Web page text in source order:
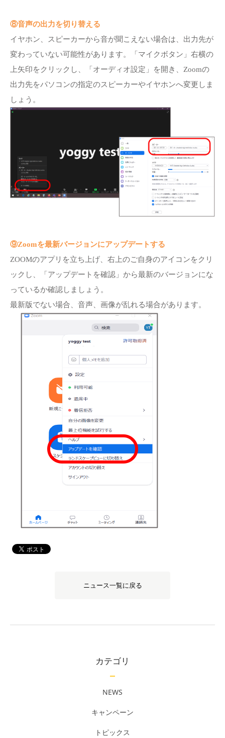
⑧音声の出力を切り替える
イヤホン、スピーカーから音が聞こえない場合は、出力先が
変わっていない可能性があります。「マイクボタン」右横の
上矢印をクリックし、「オーディオ設定」を開き、Zoomの
出力先をパソコンの指定のスピーカーやイヤホンへ変更しま
しょう。
⑨Zoomを最新バージョンにアップデートする
ZOOMのアプリを立ち上げ、右上のご自身のアイコンをクリ
ックし、「アップデートを確認」から最新のバージョンにな
っているか確認しましょう。
最新版でない場合、音声、画像が乱れる場合があります。
ニュース一覧に戻る
カテゴリ
NEWS
キャンペーン
トピックス